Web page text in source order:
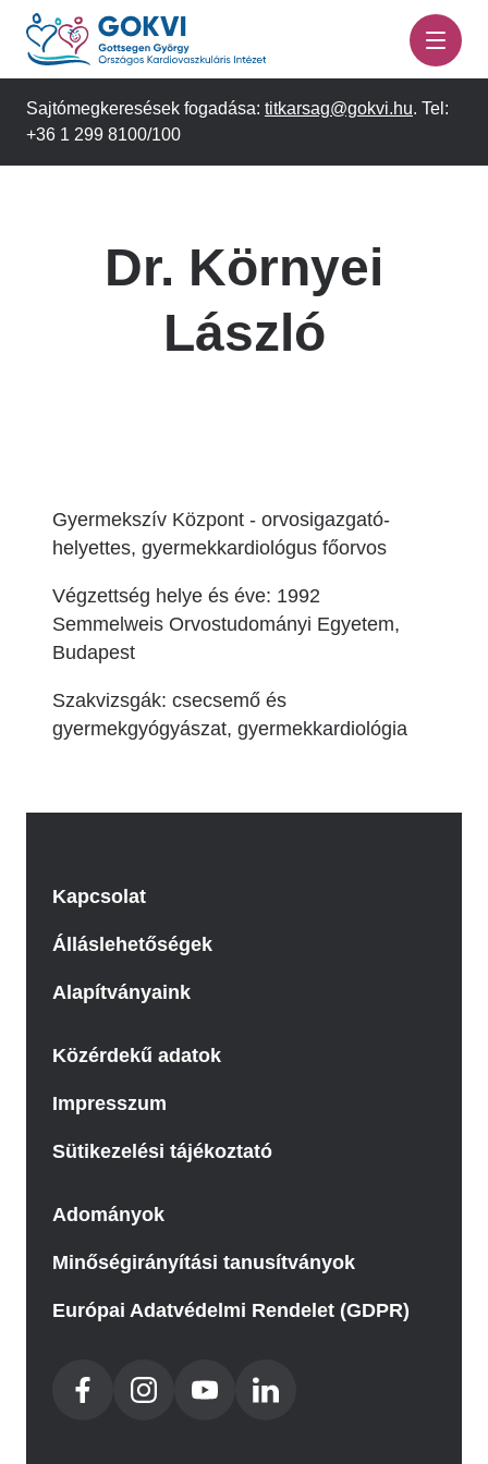
Ugrás
tartalomra
Sajtómegkeresések fogadása: titkarsag@gokvi.hu. Tel:
+36 1 299 8100/100
Dr. Környei
László
Gyermekszív Központ - orvosigazgató-
helyettes, gyermekkardiológus főorvos
Végzettség helye és éve: 1992
Semmelweis Orvostudományi Egyetem,
Budapest
Szakvizsgák: csecsemő és
gyermekgyógyászat, gyermekkardiológia
Kapcsolat
Álláslehetőségek
Alapítványaink
Közérdekű adatok
Impresszum
Sütikezelési tájékoztató
Adományok
Minőségirányítási tanusítványok
Európai Adatvédelmi Rendelet (GDPR)